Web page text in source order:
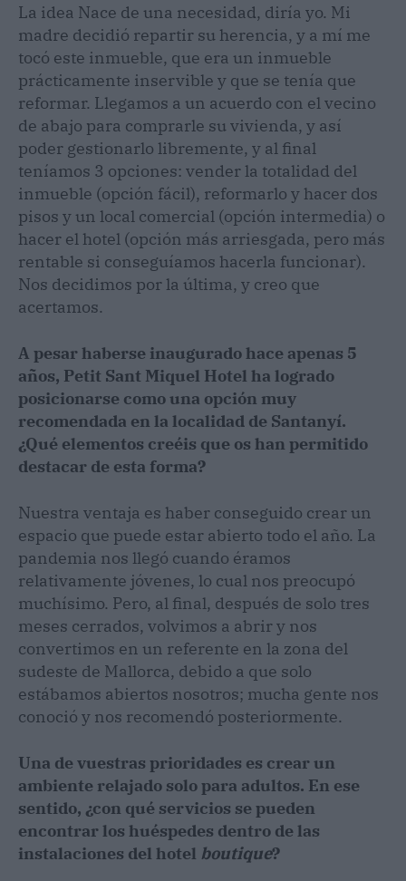
La idea Nace de una necesidad, diría yo. Mi
madre decidió repartir su herencia, y a mí me
tocó este inmueble, que era un inmueble
prácticamente inservible y que se tenía que
reformar. Llegamos a un acuerdo con el vecino
de abajo para comprarle su vivienda, y así
poder gestionarlo libremente, y al final
teníamos 3 opciones: vender la totalidad del
inmueble (opción fácil), reformarlo y hacer dos
pisos y un local comercial (opción intermedia) o
hacer el hotel (opción más arriesgada, pero más
rentable si conseguíamos hacerla funcionar).
Nos decidimos por la última, y creo que
acertamos.
A pesar haberse inaugurado hace apenas 5
años, Petit Sant Miquel Hotel ha logrado
posicionarse como una opción muy
recomendada en la localidad de Santanyí.
¿Qué elementos creéis que os han permitido
destacar de esta forma?
Nuestra ventaja es haber conseguido crear un
espacio que puede estar abierto todo el año. La
pandemia nos llegó cuando éramos
relativamente jóvenes, lo cual nos preocupó
muchísimo. Pero, al final, después de solo tres
meses cerrados, volvimos a abrir y nos
convertimos en un referente en la zona del
sudeste de Mallorca, debido a que solo
estábamos abiertos nosotros; mucha gente nos
conoció y nos recomendó posteriormente.
Una de vuestras prioridades es crear un
ambiente relajado solo para adultos. En ese
sentido, ¿con qué servicios se pueden
encontrar los huéspedes dentro de las
instalaciones del hotel boutique?